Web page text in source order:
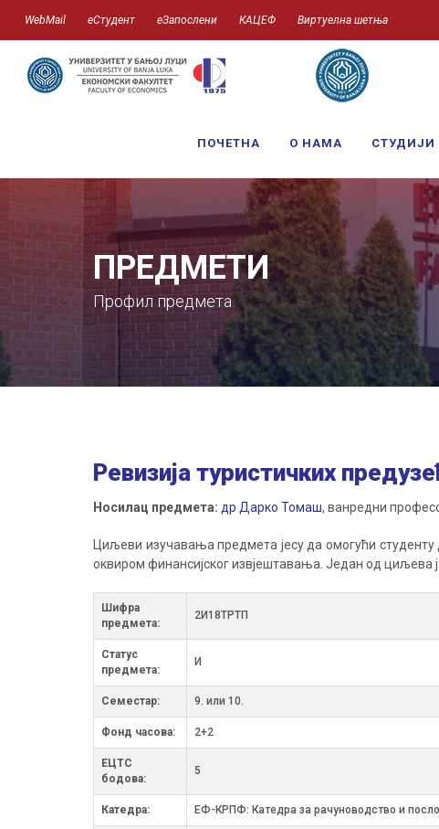
WebMail еСтудент еЗапослени КАЦЕФ Виртуелна шетња
ПОЧЕТНА О НАМА СТУДИЈИ
ПРЕДМЕТИ
Профил предмета
Ревизија туристичких
Носилац предмета: др Дарко Томаш, ванредни
Циљеви изучавања предмета јесу да омогући
оквиром финансијског извјештавања. Један од
Шифра
предмета:
2И18ТРТП
Статус
предмета:
И
Семестар: 9. или 10.
Фонд часова: 2+2
ЕЦТС
бодова:
5
Катедра: ЕФ-КРПФ: Катедра за рачуноводство и